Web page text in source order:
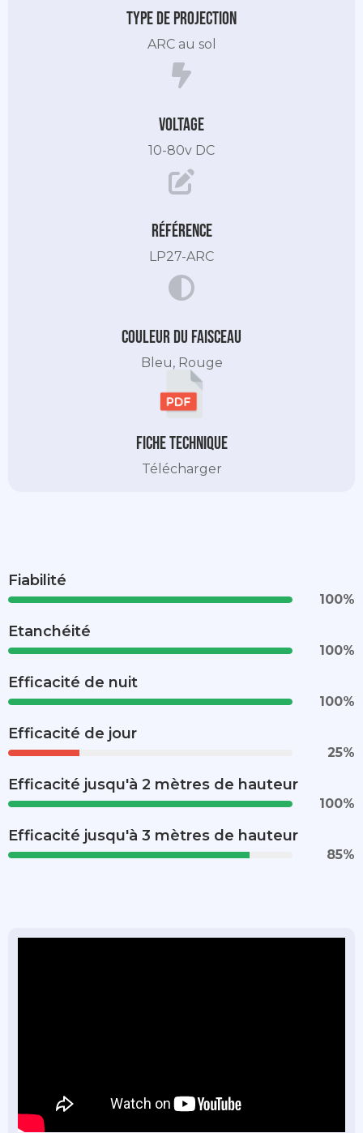
Type de projection
ARC au sol
Voltage
10-80v DC
Référence
LP27-ARC
Couleur du Faisceau
Bleu, Rouge
Fiche technique
Télécharger
Fiabilité
100%
Etanchéité
100%
Efficacité de nuit
100%
Efficacité de jour
25%
Efficacité jusqu'à 2 mètres de hauteur
100%
Efficacité jusqu'à 3 mètres de hauteur
85%